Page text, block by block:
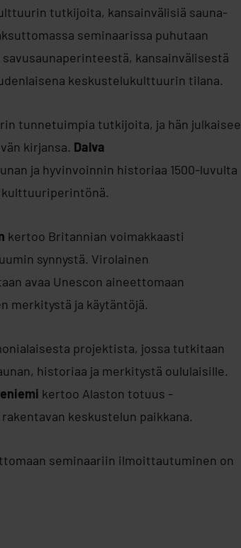
tutkijoita, kansainvälisiä sauna-
seminaarissa puhutaan
kansainvälisestä
keskustelukulttuurin tilana.
tunnetuimpia tutkijoita, ja hän julkaisee
kirjansa. Dalva
ja hyvinvoinnin historiaa 1500-luvulta
kulttuuriperintönä.
kertoo Britannian voimakkaasti
synnystä. Virolainen
avaa Unescon aineettomaan
merkitystä ja käytäntöjä.
projektista, jossa tutkitaan
historiaa ja merkitystä oululaisille.
kertoo Alaston totuus -
keskustelun paikkana.
seminaariin ilmoittautuminen on